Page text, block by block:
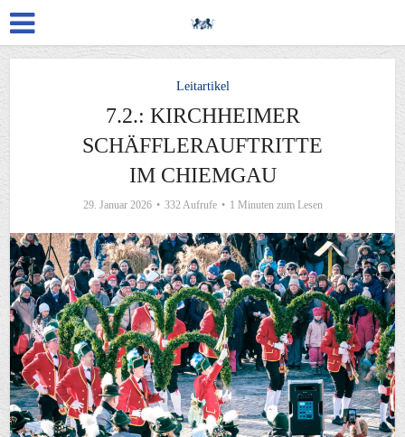
Leitartikel
7.2.: KIRCHHEIMER
SCHÄFFLERAUFTRITTE
IM CHIEMGAU
29. Januar 2026 332 Aufrufe 1 Minuten zum Lesen